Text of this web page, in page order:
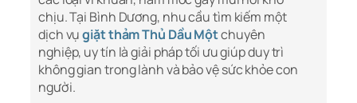
chịu. Tại Bình Dương, nhu cầu tìm kiếm một
dịch vụgiặt thảm Thủ Dầu Mộtchuyên
nghiệp, uy tín là giải pháp tối ưu giúp duy trì
không gian trong lành và bảo vệ sức khỏe con
người.